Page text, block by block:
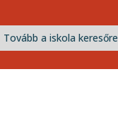
Tovább a iskola keresőre